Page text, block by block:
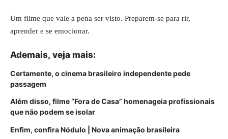
Um filme que vale a pena ser visto. Preparem-se para rir,
aprender e se emocionar.
Ademais, veja mais:
Certamente, o cinema brasileiro independente pede
passagem
Além disso, filme “Fora de Casa” homenageia profissionais
que não podem se isolar
Enfim, confira Nódulo | Nova animação brasileira